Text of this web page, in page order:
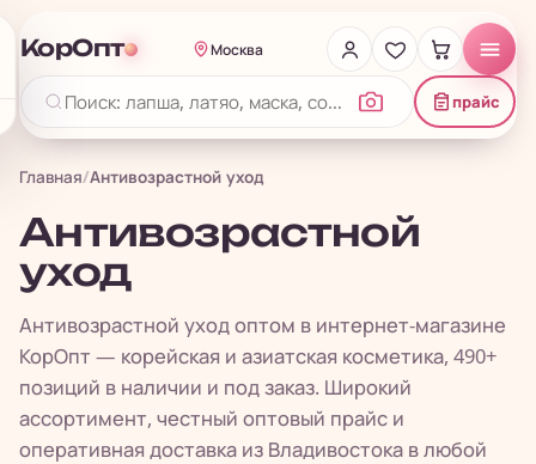
КорОпт Москва
прайс
Главная/Антивозрастной уход
Антивозрастной
уход
Антивозрастной уход оптом в интернет-магазине
КорОпт — корейская и азиатская косметика, 490+
позиций в наличии и под заказ. Широкий
ассортимент, честный оптовый прайс и
оперативная доставка из Владивостока в любой